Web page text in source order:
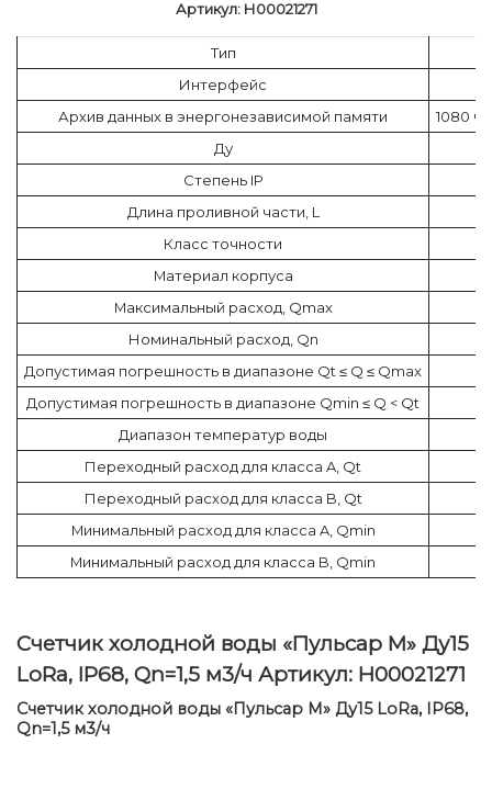
Артикул: Н00021271
Тип
Интерфейс
Архив данных в энергонезависимой памяти
1080
Ду
Степень IP
Длина проливной части, L
Класс точности
Материал корпуса
Максимальный расход, Qmax
Номинальный расход, Qn
Допустимая погрешность в диапазоне Qt ≤ Q ≤ Qmax
Допустимая погрешность в диапазоне Qmin ≤ Q < Qt
Диапазон температур воды
Переходный расход для класса A, Qt
Переходный расход для класса B, Qt
Минимальный расход для класса A, Qmin
Минимальный расход для класса B, Qmin
Счетчик холодной воды «Пульсар М» Ду15
LoRa, IP68, Qn=1,5 м3/ч Артикул: Н00021271
Счетчик холодной воды «Пульсар М» Ду15 LoRa, IP68,
Qn=1,5 м3/ч